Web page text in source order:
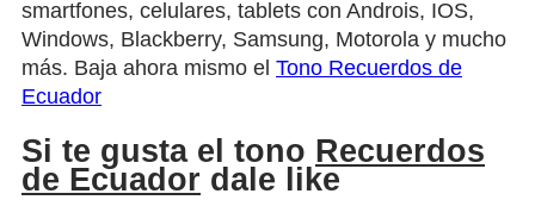
smartfones, celulares, tablets con Androis, IOS,
Windows, Blackberry, Samsung, Motorola y mucho
más. Baja ahora mismo el Tono Recuerdos de
Ecuador
Si te gusta el tono Recuerdos
de Ecuador dale like